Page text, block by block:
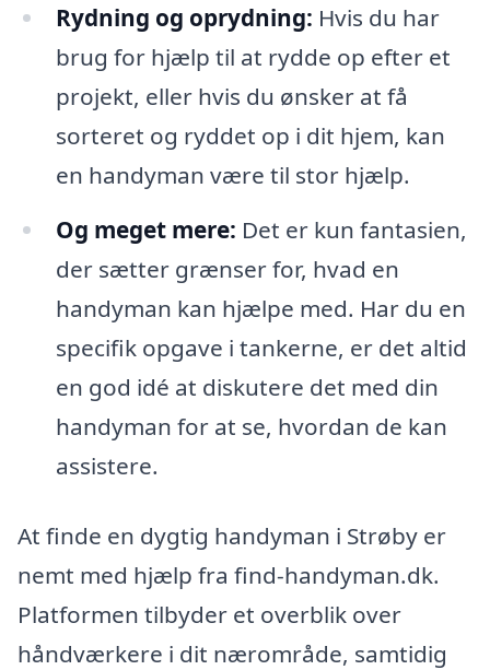
Rydning og oprydning: Hvis du har
brug for hjælp til at rydde op efter et
projekt, eller hvis du ønsker at få
sorteret og ryddet op i dit hjem, kan
en handyman være til stor hjælp.
Og meget mere: Det er kun fantasien,
der sætter grænser for, hvad en
handyman kan hjælpe med. Har du en
specifik opgave i tankerne, er det altid
en god idé at diskutere det med din
handyman for at se, hvordan de kan
assistere.
At finde en dygtig handyman i Strøby er
nemt med hjælp fra find-handyman.dk.
Platformen tilbyder et overblik over
håndværkere i dit nærområde, samtidig